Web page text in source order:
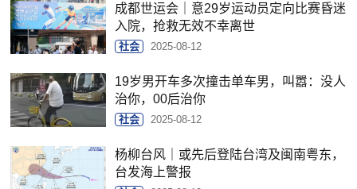
成都世运会｜意29岁运动员定向比赛昏迷
入院，抢救无效不幸离世
社会 2025-08-12
19岁男开车多次撞击单车男，叫嚣：没人
治你，00后治你
社会 2025-08-12
杨柳台风｜或先后登陆台湾及闽南粤东，
台发海上警报